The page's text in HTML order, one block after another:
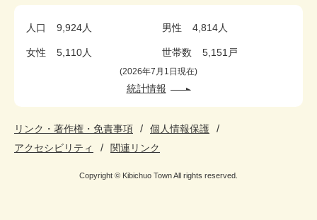
人口 9,924人 男性 4,814人
女性 5,110人 世帯数 5,151戸
2026年7月1日現在
統計情報
リンク・著作権・免責事項
個人情報保護
アクセシビリティ
関連リンク
Copyright © Kibichuo Town All rights reserved.